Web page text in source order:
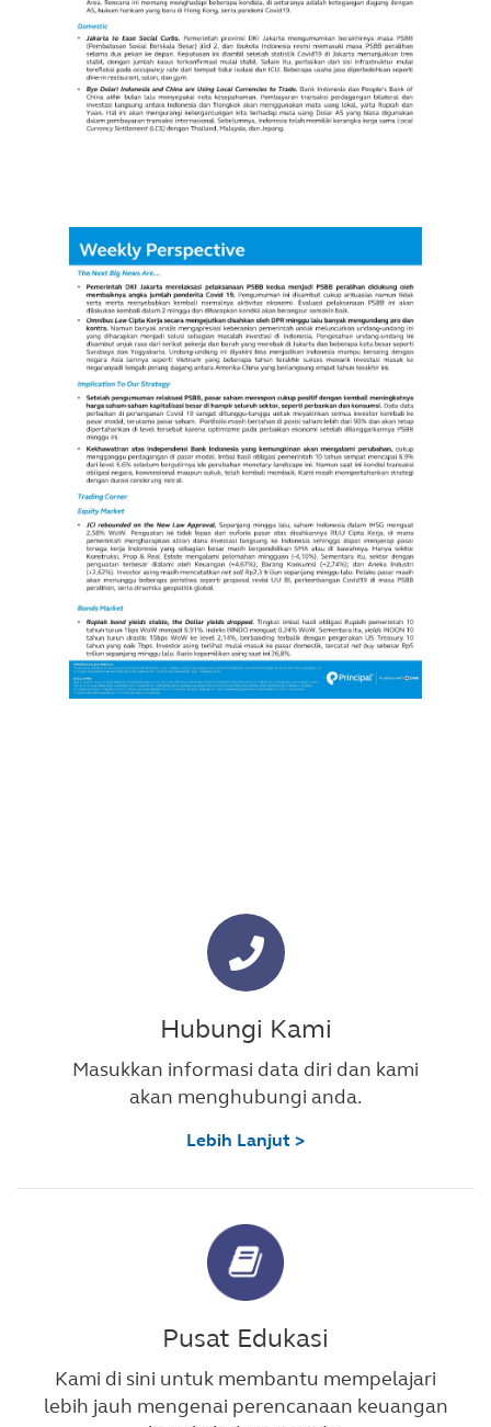
Hubungi Kami
Masukkan informasi data diri dan kami
akan menghubungi anda.
Lebih Lanjut >
Pusat Edukasi
Kami di sini untuk membantu mempelajari
lebih jauh mengenai perencanaan keuangan